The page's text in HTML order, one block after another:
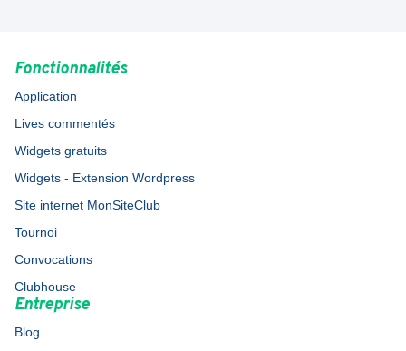
Fonctionnalités
Application
Lives commentés
Widgets gratuits
Widgets - Extension Wordpress
Site internet MonSiteClub
Tournoi
Convocations
Clubhouse
Entreprise
Blog